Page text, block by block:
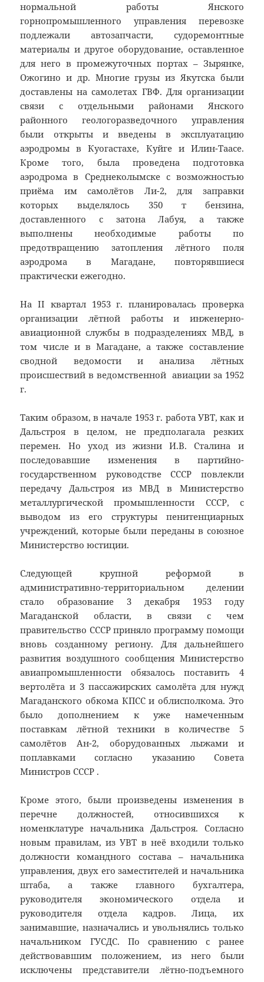
нормальной работы Янского
горнопромышленного управления перевозке
подлежали автозапчасти, судоремонтные
материалы и другое оборудование, оставленное
для него в промежуточных портах – Зырянке,
Ожогино и др. Многие грузы из Якутска были
доставлены на самолетах ГВФ. Для организации
связи с отдельными районами Янского
районного геологоразведочного управления
были открыты и введены в эксплуатацию
аэродромы в Куогастахе, Куйге и Илин-Таасе.
Кроме того, была проведена подготовка
аэродрома в Среднеколымске с возможностью
приёма им самолётов Ли-2, для заправки
которых выделялось 350 т бензина,
доставленного с затона Лабуя, а также
выполнены необходимые работы по
предотвращению затопления лётного поля
аэродрома в Магадане, повторявшиеся
практически ежегодно.
На II квартал 1953 г. планировалась проверка
организации лётной работы и инженерно-
авиационной службы в подразделениях МВД, в
том числе и в Магадане, а также составление
сводной ведомости и анализа лётных
происшествий в ведомственной авиации за 1952
г.
Таким образом, в начале 1953 г. работа УВТ, как и
Дальстроя в целом, не предполагала резких
перемен. Но уход из жизни И.В. Сталина и
последовавшие изменения в партийно-
государственном руководстве СССР повлекли
передачу Дальстроя из МВД в Министерство
металлургической промышленности СССР, с
выводом из его структуры пенитенциарных
учреждений, которые были переданы в союзное
Министерство юстиции.
Следующей крупной реформой в
административно-территориальном делении
стало образование 3 декабря 1953 году
Магаданской области, в связи с чем
правительство СССР приняло программу помощи
вновь созданному региону. Для дальнейшего
развития воздушного сообщения Министерство
авиапромышленности обязалось поставить 4
вертолёта и 3 пассажирских самолёта для нужд
Магаданского обкома КПСС и облисполкома. Это
было дополнением к уже намеченным
поставкам лётной техники в количестве 5
самолётов Ан-2, оборудованных лыжами и
поплавками согласно указанию Совета
Министров СССР .
Кроме этого, были произведены изменения в
перечне должностей, относившихся к
номенклатуре начальника Дальстроя. Согласно
новым правилам, из УВТ в неё входили только
должности командного состава – начальника
управления, двух его заместителей и начальника
штаба, а также главного бухгалтера,
руководителя экономического отдела и
руководителя отдела кадров. Лица, их
занимавшие, назначались и увольнялись только
начальником ГУСДС. По сравнению с ранее
действовавшим положением, из него были
исключены представители лётно-подъемного